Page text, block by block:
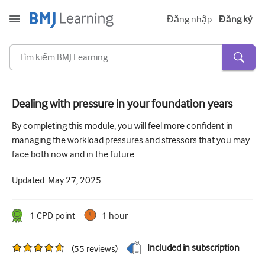
Đăng nhập Đăng ký
Cấp tính và khẩn cấp
Dị ứng
Kĩ năng giao tiếp
Dealing with pressure in your foundation years
By completing this module, you will feel more confident in
managing the workload pressures and stressors that you may
face both now and in the future.
Updated: May 27, 2025
1 CPD point 1 hour
(55 reviews) Included in subscription